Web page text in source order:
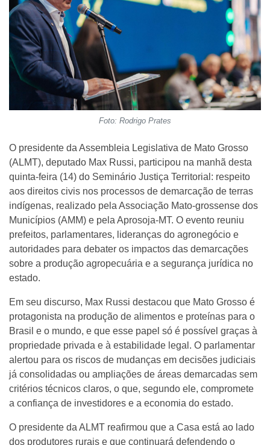
Foto: Rodrigo Prates
O presidente da Assembleia Legislativa de Mato Grosso
(ALMT), deputado Max Russi, participou na manhã desta
quinta-feira (14) do Seminário Justiça Territorial: respeito
aos direitos civis nos processos de demarcação de terras
indígenas, realizado pela Associação Mato-grossense dos
Municípios (AMM) e pela Aprosoja-MT. O evento reuniu
prefeitos, parlamentares, lideranças do agronegócio e
autoridades para debater os impactos das demarcações
sobre a produção agropecuária e a segurança jurídica no
estado.
Em seu discurso, Max Russi destacou que Mato Grosso é
protagonista na produção de alimentos e proteínas para o
Brasil e o mundo, e que esse papel só é possível graças à
propriedade privada e à estabilidade legal. O parlamentar
alertou para os riscos de mudanças em decisões judiciais
já consolidadas ou ampliações de áreas demarcadas sem
critérios técnicos claros, o que, segundo ele, compromete
a confiança de investidores e a economia do estado.
O presidente da ALMT reafirmou que a Casa está ao lado
dos produtores rurais e que continuará defendendo o